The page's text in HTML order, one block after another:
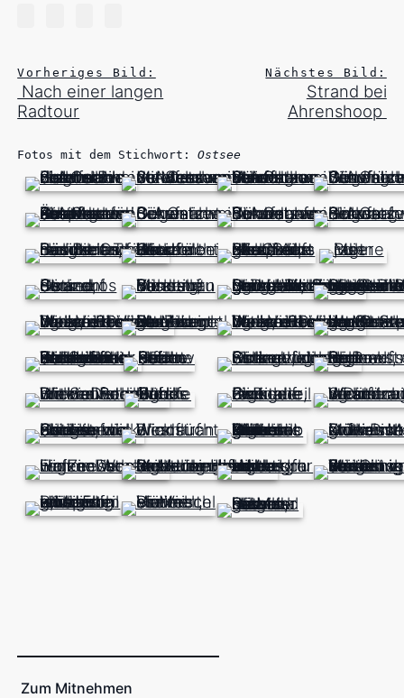
Vorheriges Bild:
Nach einer langen
Radtour
Nächstes Bild:
Strand bei
Ahrenshoop
Fotos mit dem Stichwort:Ostsee
Zum Mitnehmen